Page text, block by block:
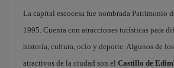
La capital escocesa fue nombrada Patrimonio
1995. Cuenta con atracciones turísticas para
historia, cultura, ocio y deporte. Algunos de
atractivos de la ciudad son el Castillo de